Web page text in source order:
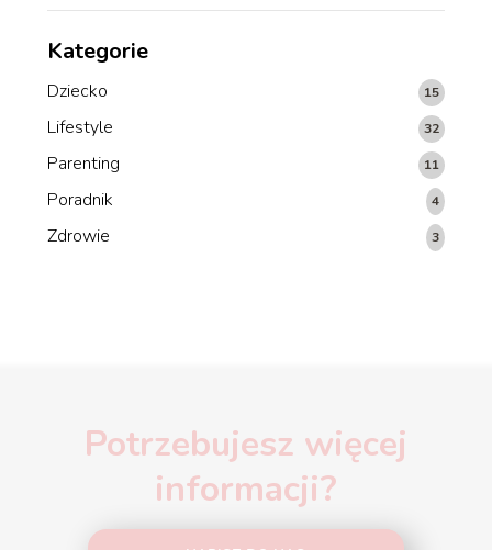
Kategorie
Dziecko 15
Lifestyle 32
Parenting 11
Poradnik 4
Zdrowie 3
Potrzebujesz więcej
informacji?